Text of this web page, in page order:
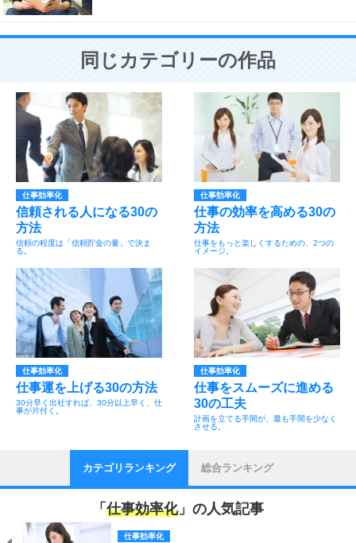
同じカテゴリーの作品
仕事効率化
信頼される人になる30の
方法
信頼の程度は「信頼貯金の量」で決ま
る。
仕事効率化
仕事の効率を高める30の
方法
仕事をもっと楽しくするための、2つの
イメージ。
仕事効率化
仕事運を上げる30の方法
30分早く出社すれば、30分以上早く、仕
事が片付く。
仕事効率化
仕事をスムーズに進める
30の工夫
計画を立てる手間が、最も手間を少なく
させる。
カテゴリランキング 総合ランキング
「 仕事効率化」の人気記事
仕事効率化